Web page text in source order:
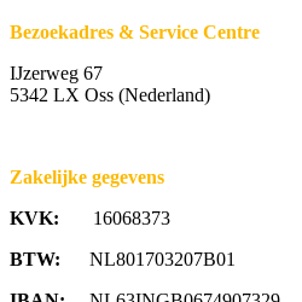
Bezoekadres & Service Centre
IJzerweg 67
5342 LX Oss (Nederland)
Zakelijke gegevens
KVK: 16068373
BTW: NL801703207B01